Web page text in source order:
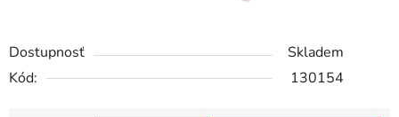
Dostupnosť
Skladem
Kód:
130154